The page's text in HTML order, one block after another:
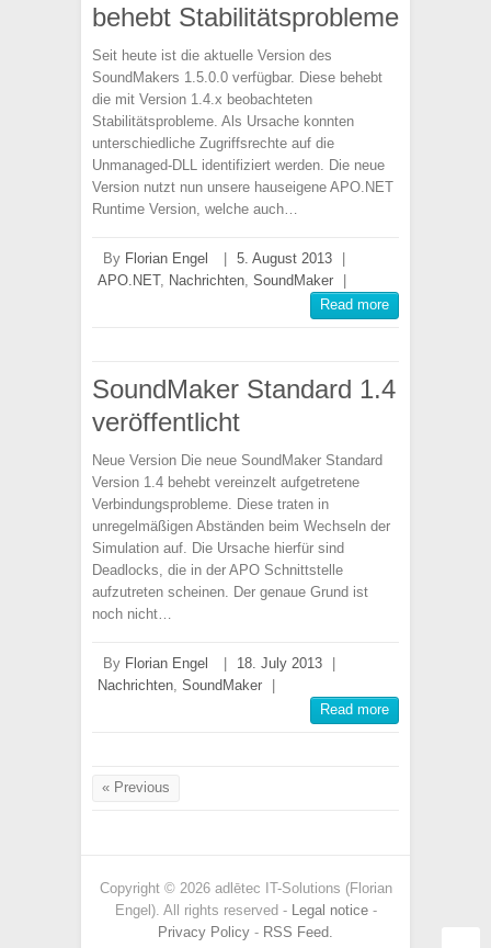
behebt Stabilitätsprobleme
Seit heute ist die aktuelle Version des
SoundMakers 1.5.0.0 verfügbar. Diese behebt
die mit Version 1.4.x beobachteten
Stabilitätsprobleme. Als Ursache konnten
unterschiedliche Zugriffsrechte auf die
Unmanaged-DLL identifiziert werden. Die neue
Version nutzt nun unsere hauseigene APO.NET
Runtime Version, welche auch…
By Florian Engel 5. August 2013
APO.NET, Nachrichten, SoundMaker
Read more
SoundMaker Standard 1.4
veröffentlicht
Neue Version Die neue SoundMaker Standard
Version 1.4 behebt vereinzelt aufgetretene
Verbindungsprobleme. Diese traten in
unregelmäßigen Abständen beim Wechseln der
Simulation auf. Die Ursache hierfür sind
Deadlocks, die in der APO Schnittstelle
aufzutreten scheinen. Der genaue Grund ist
noch nicht…
By Florian Engel 18. July 2013
Nachrichten, SoundMaker
Read more
« Previous
Copyright © 2026 adlētec IT-Solutions (Florian
Engel). All rights reserved - Legal notice-
Privacy Policy - RSS Feed.